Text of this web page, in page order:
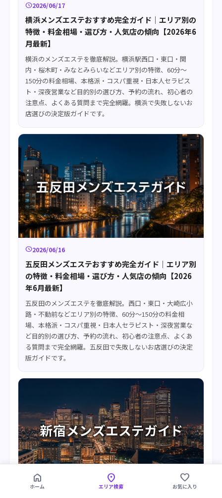
schedule2026/06/17
横浜メンズエステおすすめ完全ガイド｜エリア別の
特徴・料金相場・選び方・人気店の傾向【2026年6
月最新】
横浜のメンズエステを徹底解説。横浜駅西口・東口・関
内・桜木町・みなとみらいなどエリア別の特徴、60分〜
150分の料金相場、本格派・コスパ重視・日本人セラピス
ト・深夜営業など目的別の選び方、予約の流れ、初心者の
注意点、よくある質問まで完全網羅。横浜で失敗しないお
店選びの決定版ガイドです。
schedule2026/06/16
五反田メンズエステおすすめ完全ガイド｜エリア別
の特徴・料金相場・選び方・人気店の傾向【2026
年6月最新】
五反田のメンズエステを徹底解説。西口・東口・大崎広小
路・不動前などエリア別の特徴、60分〜150分の料金相
場、本格派・コスパ重視・日本人セラピスト・深夜営業な
ど目的別の選び方、予約の流れ、初心者の注意点、よくあ
る質問まで完全網羅。五反田で失敗しないお店選びの決定
版ガイドです。
home
ホーム
location_on
エリア検索
favorite
お気に入り